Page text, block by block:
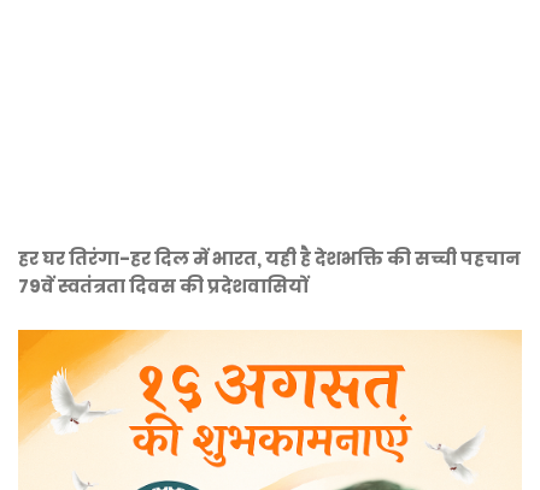
हर घर तिरंगा-हर दिल में भारत, यही है देशभक्ति की सच्ची पहचान
79वें स्वतंत्रता दिवस की प्रदेशवासियों